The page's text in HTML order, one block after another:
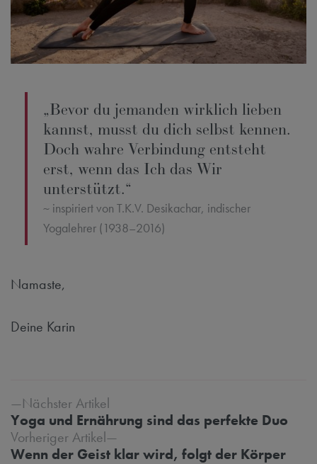
„Bevor du jemanden wirklich lieben
kannst, musst du dich selbst kennen.
Doch wahre Verbindung entsteht
erst, wenn das Ich das Wir
unterstützt.“
inspiriert von T.K.V. Desikachar, indischer
Yogalehrer (1938–2016)
Namaste,
Deine Karin
Beitrags-Navigation
Nächster Artikel
Yoga und Ernährung sind das perfekte Duo
Vorheriger Artikel
Wenn der Geist klar wird, folgt der Körper